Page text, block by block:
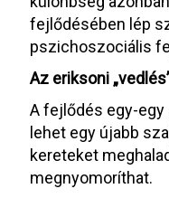
fejlődésében lép
pszichoszociális
Az eriksoni
A fejlődés egy-
lehet egy újabb
kereteket
megnyomoríthat.